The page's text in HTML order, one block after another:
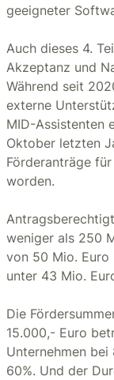
geeigneter
Auch dieses 4.
Akzeptanz und
Während seit
externe
MID-Assistenten
Oktober letzten
Förderanträge
worden.
weniger als 250
von 50 Mio. Euro
unter 43 Mio.
Die
15.000,- Euro
Unternehmen
60%. Und der